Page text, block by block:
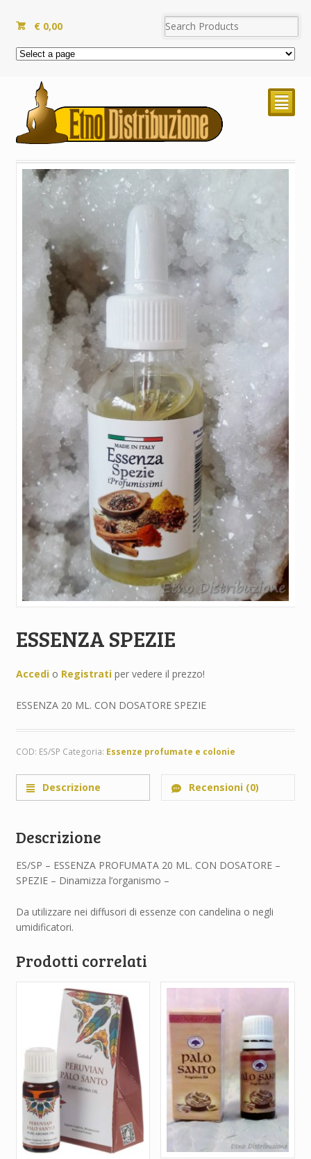
€ 0,00
²
ESSENZA SPEZIE
Accedio Registratiper vedere il prezzo!
ESSENZA 20 ML. CON DOSATORE SPEZIE
COD: ES/SP Categoria: Essenze profumate e colonie
Descrizione Recensioni (0)
Descrizione
ES/SP – ESSENZA PROFUMATA 20 ML. CON DOSATORE –
SPEZIE – Dinamizza l’organismo –
Da utilizzare nei diffusori di essenze con candelina o negli
umidificatori.
Prodotti correlati